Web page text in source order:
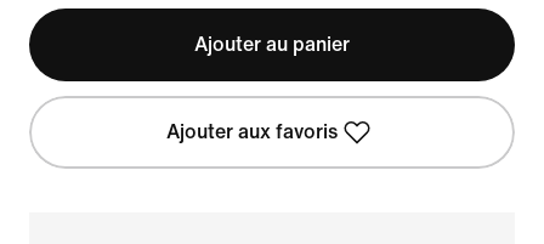
Ajouter au panier
Ajouter aux favoris